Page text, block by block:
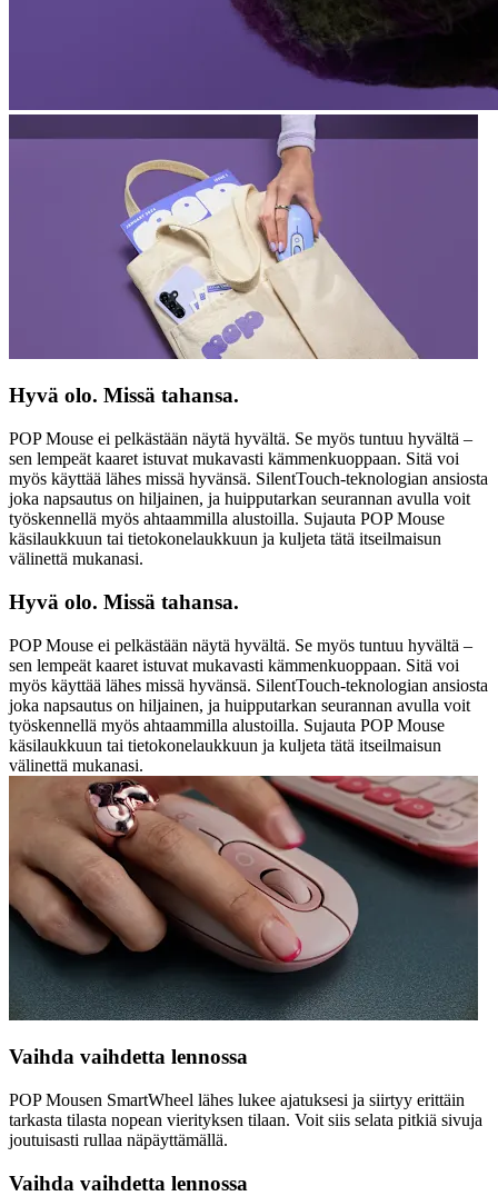
Hyvä olo. Missä tahansa.
POP Mouse ei pelkästään näytä hyvältä. Se myös tuntuu hyvältä –
sen lempeät kaaret istuvat mukavasti kämmenkuoppaan. Sitä voi
myös käyttää lähes missä hyvänsä. SilentTouch-teknologian ansiosta
joka napsautus on hiljainen, ja huipputarkan seurannan avulla voit
työskennellä myös ahtaammilla alustoilla. Sujauta POP Mouse
käsilaukkuun tai tietokonelaukkuun ja kuljeta tätä itseilmaisun
välinettä mukanasi.
Hyvä olo. Missä tahansa.
POP Mouse ei pelkästään näytä hyvältä. Se myös tuntuu hyvältä –
sen lempeät kaaret istuvat mukavasti kämmenkuoppaan. Sitä voi
myös käyttää lähes missä hyvänsä. SilentTouch-teknologian ansiosta
joka napsautus on hiljainen, ja huipputarkan seurannan avulla voit
työskennellä myös ahtaammilla alustoilla. Sujauta POP Mouse
käsilaukkuun tai tietokonelaukkuun ja kuljeta tätä itseilmaisun
välinettä mukanasi.
Vaihda vaihdetta lennossa
POP Mousen SmartWheel lähes lukee ajatuksesi ja siirtyy erittäin
tarkasta tilasta nopean vierityksen tilaan. Voit siis selata pitkiä sivuja
joutuisasti rullaa näpäyttämällä.
Vaihda vaihdetta lennossa